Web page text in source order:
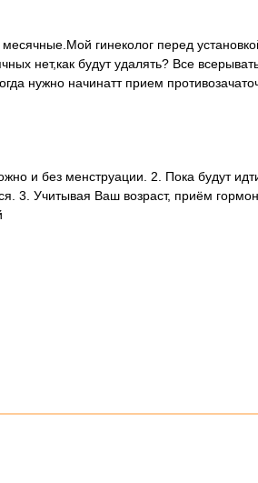
гинеколог перед
нет,как будут удалять? Все
нужно начинатт прием
и без менструации. 2. Пока будут
3. Учитывая Ваш возраст, приём